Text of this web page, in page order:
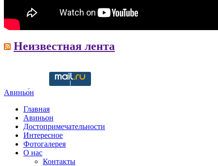
Неизвестная лента
Авиньо́н
Главная
Авиньон
Достопримечательности
Интересное
Фотогалерея
О нас
Контакты